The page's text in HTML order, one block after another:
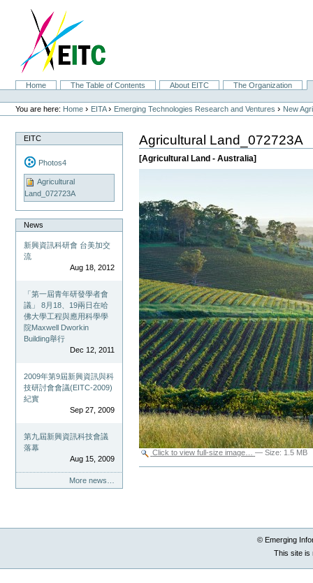
navigation
SectionsHome The Table of Contents About EITC
The Organization
Personal
tools
You are here: Home › EITA › Emerging Technologies Research and Ventures › New
EITC
Photos4
Agricultural
Land_072723A
News
新興資訊科研會 台美加交
流
Aug 18, 2012
「第一屆青年研發學者會
議」 8月18、19兩日在哈
佛大學工程與應用科學學
院Maxwell Dworkin
Building舉行
Dec 12, 2011
2009年第9屆新興資訊與科
技研討會會議(EITC-2009)
紀實
Sep 27, 2009
第九屆新興資訊科技會議
落幕
Aug 15, 2009
More news…
Agricultural Land_072723A
[Agricultural Land - Australia]
Click to view full-size image… —Size: 1.5 MB
© Emerging
This site is